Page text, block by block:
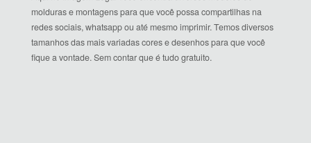
molduras e montagens para que você possa compartilhas na
redes sociais, whatsapp ou até mesmo imprimir. Temos diversos
tamanhos das mais variadas cores e desenhos para que você
fique a vontade. Sem contar que é tudo gratuito.